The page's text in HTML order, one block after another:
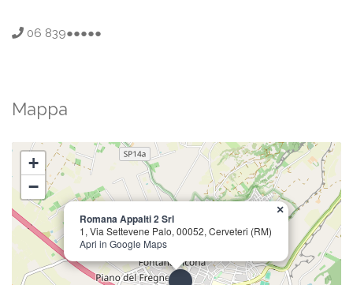
06 839●●●●●
Mappa
Romana Appalti 2 Srl
1, Via Settevene Palo, 00052, Cerveteri (RM)
Apri in Google Maps
×
+
−